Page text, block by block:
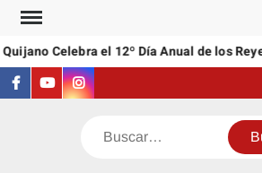
Saltar
contenidoCelebra el 12º Día Anual de los
Facebook
YoutubeInstagram
Buscar